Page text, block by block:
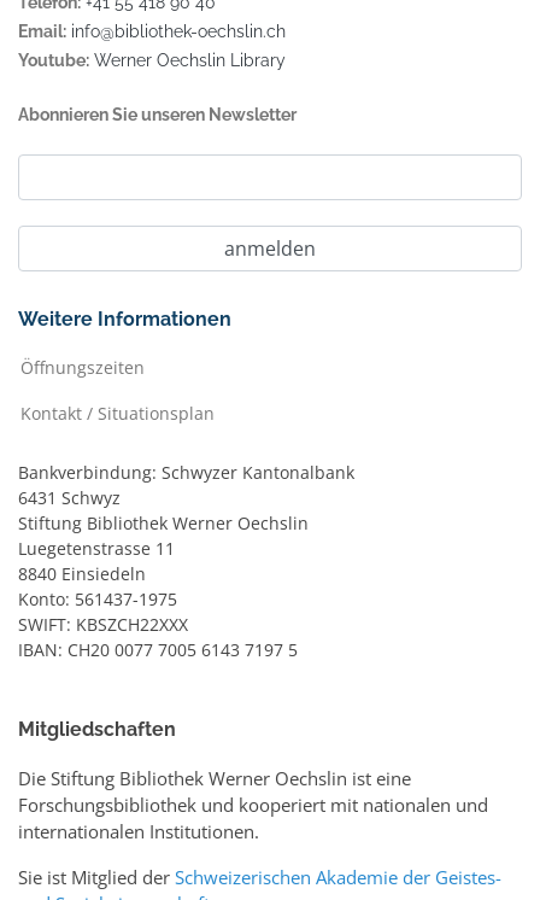
Email: info@bibliothek-oechslin.ch
Youtube: Werner Oechslin Library
Abonnieren Sie unseren Newsletter
Weitere Informationen
Öffnungszeiten
Kontakt / Situationsplan
Bankverbindung: Schwyzer Kantonalbank
6431 Schwyz
Stiftung Bibliothek Werner Oechslin
Luegetenstrasse 11
8840 Einsiedeln
Konto: 561437-1975
SWIFT: KBSZCH22XXX
IBAN: CH20 0077 7005 6143 7197 5
Mitgliedschaften
Die Stiftung Bibliothek Werner Oechslin ist eine
Forschungsbibliothek und kooperiert mit nationalen und
internationalen Institutionen.
Sie ist Mitglied der Schweizerischen Akademie der Geistes-